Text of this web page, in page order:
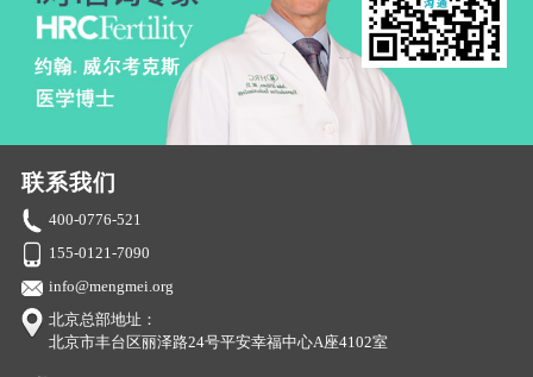
联系我们
400-0776-521
155-0121-7090
info@mengmei.org
北京总部地址：
北京市丰台区丽泽路24号平安幸福中心A座4102室